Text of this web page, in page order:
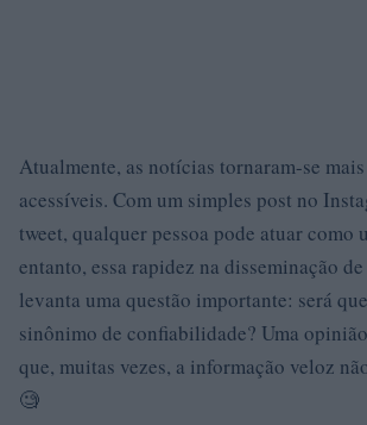
Atualmente, as notícias tornaram-se mais
acessíveis. Com um simples post no
tweet, qualquer pessoa pode atuar como
entanto, essa rapidez na disseminação
levanta uma questão importante: será
sinônimo de confiabilidade? Uma
que, muitas vezes, a informação veloz
🧐